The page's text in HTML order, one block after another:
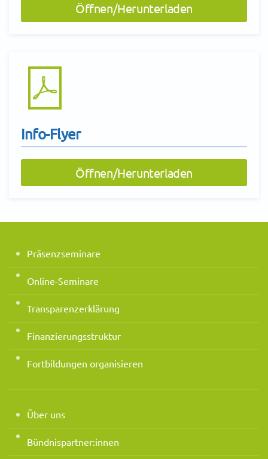
Öffnen/Herunterladen
Info-Flyer
Öffnen/Herunterladen
Präsenzseminare
Online-Seminare
Transparenzerklärung
Finanzierungsstruktur
Fortbildungen organisieren
Über uns
Bündnispartner:innen